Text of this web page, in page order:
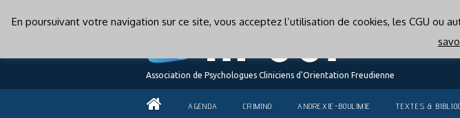
Association de Psychologues Cliniciens d'Orientation Freudienne
AGENDA CRIMINO ANOREXIE-BOULIMIE TEXTES &
En poursuivant votre navigation sur ce site, vous acceptez l’utilisation de cookies, les CGU